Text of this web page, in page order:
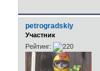
petrogradskiy
Участник
Рейтинг: